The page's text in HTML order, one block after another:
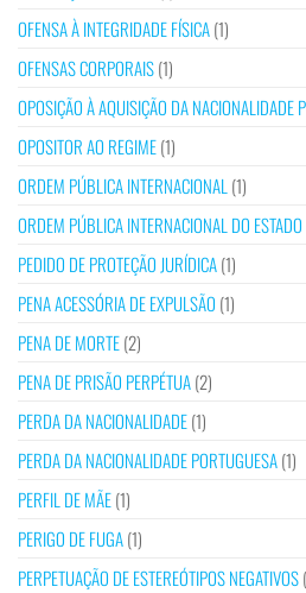
OFENSA À INTEGRIDADE FÍSICA(1)
OFENSAS CORPORAIS(1)
OPOSIÇÃO À AQUISIÇÃO DA NACIONALIDADE
OPOSITOR AO REGIME(1)
ORDEM PÚBLICA INTERNACIONAL (1)
ORDEM PÚBLICA INTERNACIONAL DO
PEDIDO DE PROTEÇÃO JURÍDICA(1)
PENA ACESSÓRIA DE EXPULSÃO (1)
PENA DE MORTE(2)
PENA DE PRISÃO PERPÉTUA(2)
PERDA DA NACIONALIDADE(1)
PERDA DA NACIONALIDADE PORTUGUESA(1)
PERFIL DE MÃE(1)
PERIGO DE FUGA(1)
PERPETUAÇÃO DE ESTEREÓTIPOS NEGATIVOS